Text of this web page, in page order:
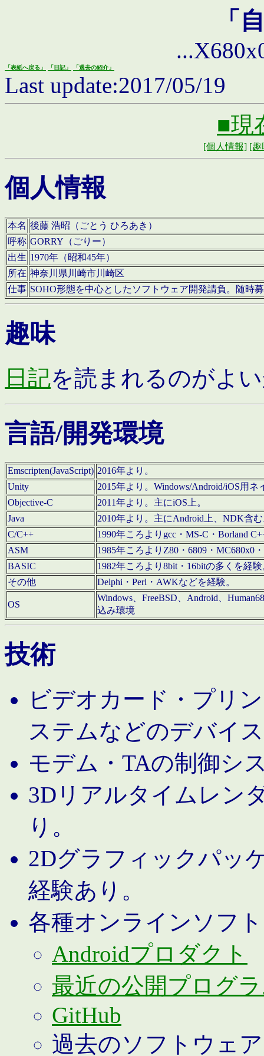
「
「表紙へ戻る」 「日記」 「過去の紹介」
Last update:2017/05/19
■現
[個人情報] [趣
個人情報
本名 後藤 浩昭（ごとう ひろあき）
呼称 GORRY（ごりー）
出生 1970年（昭和45年）
所在 神奈川県川崎市川崎区
仕事 SOHO形態を中心としたソフトウェア開発請負。随時
趣味
日記を読まれるのがよ
言語/開発環境
Emscripten(JavaScript) 2016年より。
Unity
2015年より。Windows/Android/iOS用
Objective-C
2011年より。主にiOS上。
Java
2010年より。主にAndroid上、NDK含
C/C++
1990年ころよりgcc・MS-C・Borland
ASM
1985年ころよりZ80・6809・MC680x0
BASIC
1982年ころより8bit・16bitの多くを経
その他
Delphi・Perl・AWKなどを経験。
OS
Windows、FreeBSD、Android、
込み環境
技術
ビデオカード・プリ
ステムなどのデバイ
モデム・TAの制御シ
3Dリアルタイムレン
り。
2Dグラフィックパッ
経験あり。
各種オンラインソフ
Androidプロダクト
最近の公開プログ
GitHub
過去のソフトウェア